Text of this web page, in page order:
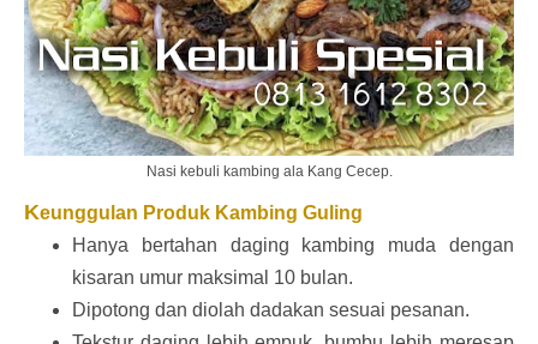
Nasi kebuli kambing ala Kang Cecep.
Keunggulan Produk Kambing Guling
Hanya bertahan daging kambing muda dengan
kisaran umur maksimal 10 bulan.
Dipotong dan diolah dadakan sesuai pesanan.